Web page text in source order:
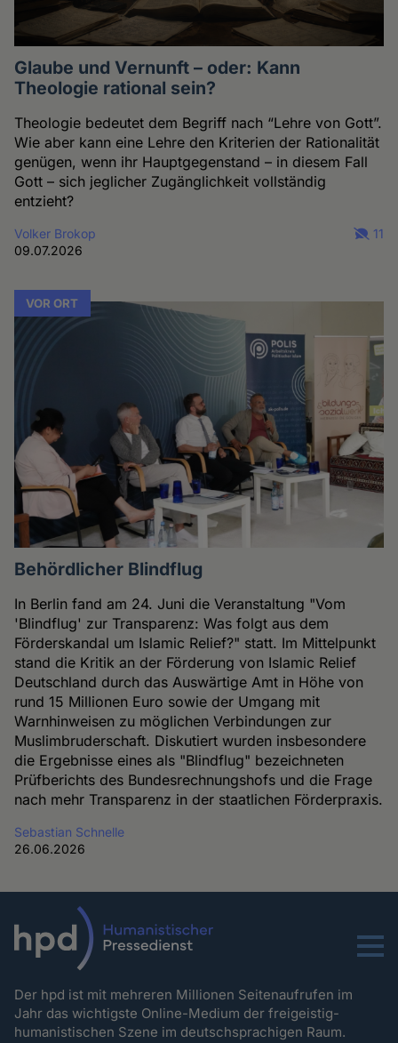
Glaube und Vernunft – oder: Kann
Theologie rational sein?
Theologie bedeutet dem Begriff nach “Lehre von Gott”.
Wie aber kann eine Lehre den Kriterien der Rationalität
genügen, wenn ihr Hauptgegenstand – in diesem Fall
Gott – sich jeglicher Zugänglichkeit vollständig
entzieht?
Volker Brokop
09.07.2026
11
VOR ORT
Behördlicher Blindflug
In Berlin fand am 24. Juni die Veranstaltung "Vom
'Blindflug' zur Transparenz: Was folgt aus dem
Förderskandal um Islamic Relief?" statt. Im Mittelpunkt
stand die Kritik an der Förderung von Islamic Relief
Deutschland durch das Auswärtige Amt in Höhe von
rund 15 Millionen Euro sowie der Umgang mit
Warnhinweisen zu möglichen Verbindungen zur
Muslimbruderschaft. Diskutiert wurden insbesondere
die Ergebnisse eines als "Blindflug" bezeichneten
Prüfberichts des Bundesrechnungshofs und die Frage
nach mehr Transparenz in der staatlichen Förderpraxis.
Sebastian Schnelle
26.06.2026
Menu
Der hpd ist mit mehreren Millionen Seitenaufrufen im
Jahr das wichtigste Online-Medium der freigeistig-
humanistischen Szene im deutschsprachigen Raum.